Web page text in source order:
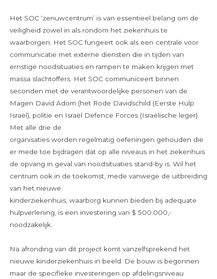
Het SOC ‘zenuwcentrum’ is van essentieel belang om de
veiligheid zowel in als rondom het ziekenhuis te
waarborgen. Het SOC fungeert ook als een centrale voor
communicatie met externe diensten die in tijden van
ernstige noodsituaties en rampen te maken krijgen met
massa slachtoffers. Het SOC communiceert binnen
seconden met de verantwoordelijke personen van de
Magen David Adom (het Rode Davidschild (Eerste Hulp
Israël), politie en Israël Defence Forces (Israëlische leger).
Met alle drie de
organisaties worden regelmatig oefeningen gehouden die
er mede toe bijdragen dat op alle niveaus in het ziekenhuis
de opvang in geval van noodsituaties stand-by is. Wil het
centrum ook in de toekomst, mede vanwege de uitbreiding
van het nieuwe
kinderziekenhuis, waarborg kunnen bieden bij adequate
hulpverlening, is een investering van $ 500.000,-
noodzakelijk.
Na afronding van dit project komt vanzelfsprekend het
nieuwe kinderziekenhuis in beeld. De bouw is begonnen
maar de specifieke investeringen op afdelingsniveau